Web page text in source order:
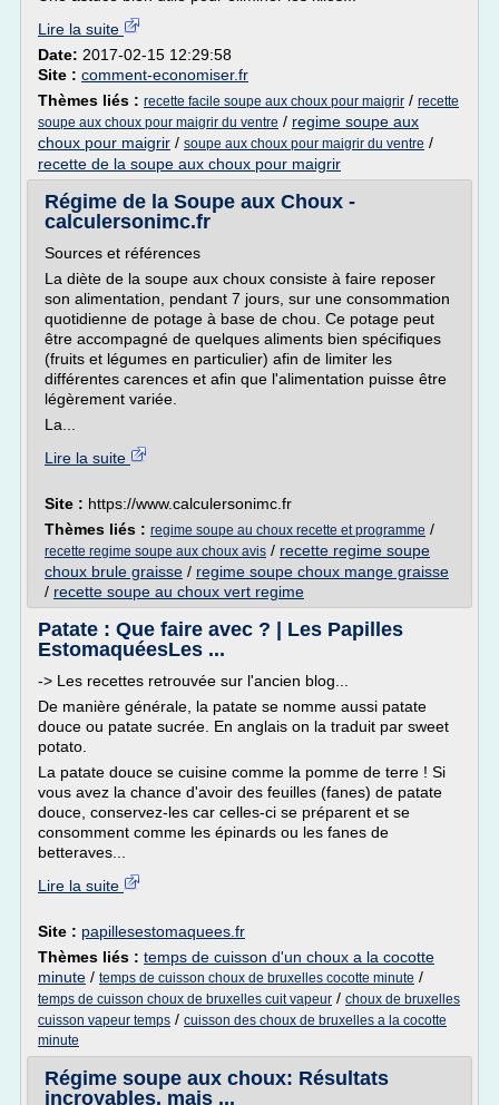
Lire la suite
Date: 2017-02-15 12:29:58
Site : comment-economiser.fr
Thèmes liés : recette facile soupe aux choux pour maigrir / recette
soupe aux choux pour maigrir du ventre / regime soupe aux
choux pour maigrir / soupe aux choux pour maigrir du ventre /
recette de la soupe aux choux pour maigrir
Régime de la Soupe aux Choux -
calculersonimc.fr
Sources et références
La diète de la soupe aux choux consiste à faire reposer
son alimentation, pendant 7 jours, sur une consommation
quotidienne de potage à base de chou. Ce potage peut
être accompagné de quelques aliments bien spécifiques
(fruits et légumes en particulier) afin de limiter les
différentes carences et afin que l'alimentation puisse être
légèrement variée.
La...
Lire la suite
Site : https://www.calculersonimc.fr
Thèmes liés : regime soupe au choux recette et programme /
recette regime soupe aux choux avis / recette regime soupe
choux brule graisse / regime soupe choux mange graisse
/ recette soupe au choux vert regime
Patate : Que faire avec ? | Les Papilles
EstomaquéesLes ...
-> Les recettes retrouvée sur l'ancien blog...
De manière générale, la patate se nomme aussi patate
douce ou patate sucrée. En anglais on la traduit par sweet
potato.
La patate douce se cuisine comme la pomme de terre ! Si
vous avez la chance d'avoir des feuilles (fanes) de patate
douce, conservez-les car celles-ci se préparent et se
consomment comme les épinards ou les fanes de
betteraves...
Lire la suite
Site : papillesestomaquees.fr
Thèmes liés : temps de cuisson d'un choux a la cocotte
minute / temps de cuisson choux de bruxelles cocotte minute /
temps de cuisson choux de bruxelles cuit vapeur / choux de bruxelles
cuisson vapeur temps / cuisson des choux de bruxelles a la cocotte
minute
Régime soupe aux choux: Résultats
incroyables, mais ...